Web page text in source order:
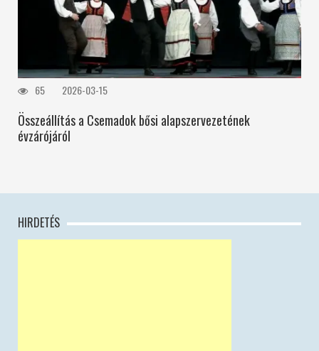
65 2026-03-15
Összeállítás a Csemadok bősi alapszervezetének
évzárójáról
HIRDETÉS